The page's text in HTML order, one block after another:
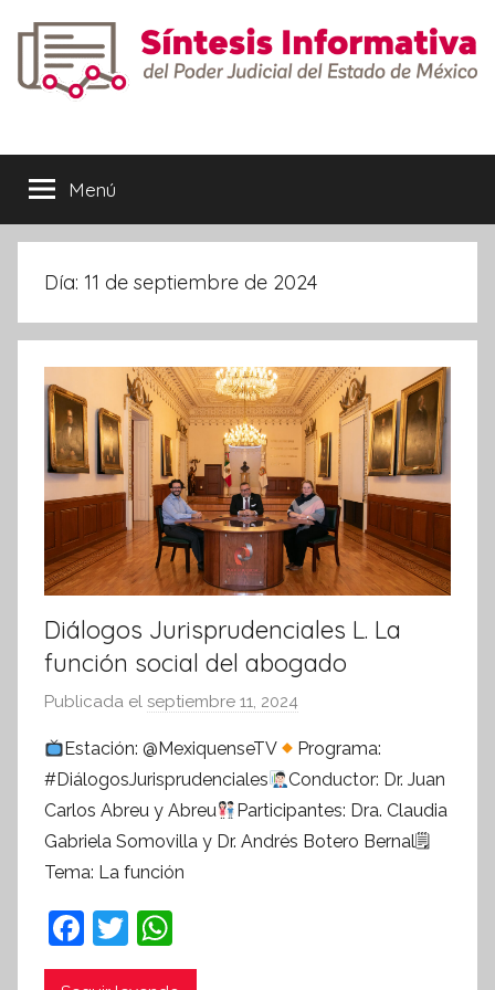
contenido
Menú
Día: 11 de septiembre de 2024
Diálogos Jurisprudenciales L. La
función social del abogado
Publicada el septiembre 11, 2024
r
S
í
n
Estación: @MexiquenseTV
Programa:
#DiálogosJurisprudenciales
Conductor: Dr. Juan
Carlos Abreu y Abreu
Participantes: Dra. Claudia
Gabriela Somovilla y Dr. Andrés Botero Bernal🗒
Tema: La función
F
a
T
w h